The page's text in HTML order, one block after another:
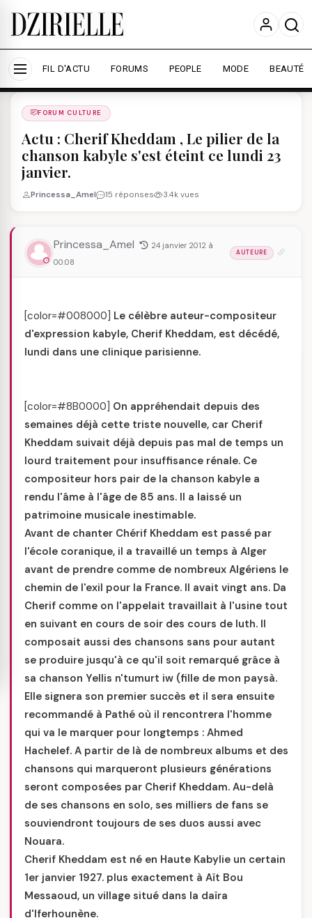
Nous utilisons des cookies pour améliorer votre
expérience et mesurer l'audience.
En savoir plus
Accepter tout Personnaliser
FIL D'ACTU FORUMS PEOPLE MODE BEAUTÉ
Forums
FORUM CULTURE
Actu : Cherif Kheddam , Le pilier de la
chanson kabyle s'est éteint ce lundi 23
janvier.
Princessa_Amel 15 réponses 3.4k vues
Princessa_Amel
24 janvier 2012 à
00:08
AUTEURE
[color=#008000] Le célèbre auteur-compositeur
d'expression kabyle, Cherif Kheddam, est décédé,
lundi dans une clinique parisienne.
[color=#8B0000] On appréhendait depuis des
semaines déjà cette triste nouvelle, car Cherif
Kheddam suivait déjà depuis pas mal de temps un
lourd traitement pour insuffisance rénale. Ce
compositeur hors pair de la chanson kabyle a
rendu l'âme à l'âge de 85 ans. Il a laissé un
patrimoine musicale inestimable.
Avant de chanter Chérif Kheddam est passé par
l'école coranique, il a travaillé un temps à Alger
avant de prendre comme de nombreux Algériens le
chemin de l'exil pour la France. Il avait vingt ans. Da
Cherif comme on l'appelait travaillait à l'usine tout
en suivant en cours de soir des cours de luth. Il
composait aussi des chansons sans pour autant
se produire jusqu'à ce qu'il soit remarqué grâce à
sa chanson Yellis n'tumurt iw (fille de mon paysà.
Elle signera son premier succès et il sera ensuite
recommandé à Pathé où il rencontrera l'homme
qui va le marquer pour longtemps : Ahmed
Hachelef. A partir de là de nombreux albums et des
chansons qui marqueront plusieurs générations
seront composées par Cherif Kheddam. Au-delà
de ses chansons en solo, ses milliers de fans se
souviendront toujours de ses duos aussi avec
Nouara.
Cherif Kheddam est né en Haute Kabylie un certain
1er janvier 1927. plus exactement à Aït Bou
Messaoud, un village situé dans la daïra
d'Iferhounène.